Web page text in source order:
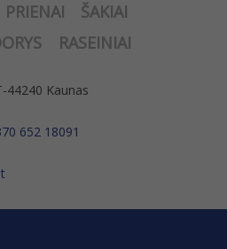
PRIENAI
ŠAKIAI
RASEINIAI
44240 Kaunas
652 18091